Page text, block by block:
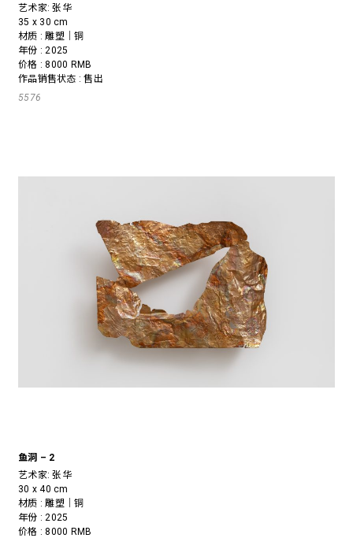
艺术家:张华
35 x 30 cm
材质 : 雕塑｜铜
年份 : 2025
价格 : 8000 RMB
作品销售状态 : 售出
5576
鱼洞 – 2
艺术家:张华
30 x 40 cm
材质 : 雕塑｜铜
年份 : 2025
价格 : 8000 RMB